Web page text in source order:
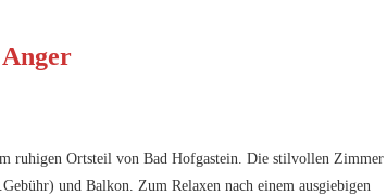
ruhigen Ortsteil von Bad Hofgastein. Die stilvollen Zimmer
und Balkon. Zum Relaxen nach einem ausgiebigen